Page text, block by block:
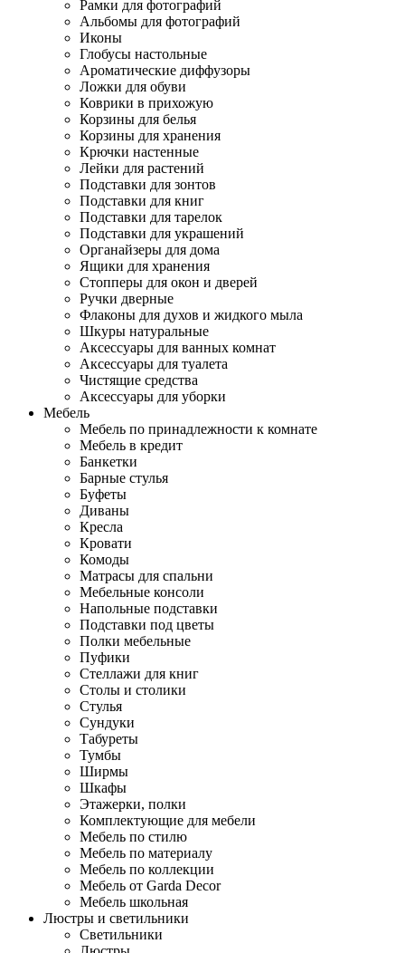
Рамки для фотографий
Альбомы для фотографий
Иконы
Глобусы настольные
Ароматические диффузоры
Ложки для обуви
Коврики в прихожую
Корзины для белья
Корзины для хранения
Крючки настенные
Лейки для растений
Подставки для зонтов
Подставки для книг
Подставки для тарелок
Подставки для украшений
Органайзеры для дома
Ящики для хранения
Стопперы для окон и дверей
Ручки дверные
Флаконы для духов и жидкого мыла
Шкуры натуральные
Аксессуары для ванных комнат
Аксессуары для туалета
Чистящие средства
Аксессуары для уборки
Мебель
Мебель по принадлежности к комнате
Мебель в кредит
Банкетки
Барные стулья
Буфеты
Диваны
Кресла
Кровати
Комоды
Матрасы для спальни
Мебельные консоли
Напольные подставки
Подставки под цветы
Полки мебельные
Пуфики
Стеллажи для книг
Столы и столики
Стулья
Сундуки
Табуреты
Тумбы
Ширмы
Шкафы
Этажерки, полки
Комплектующие для мебели
Мебель по стилю
Мебель по материалу
Мебель по коллекции
Мебель от Garda Decor
Мебель школьная
Люстры и светильники
Светильники